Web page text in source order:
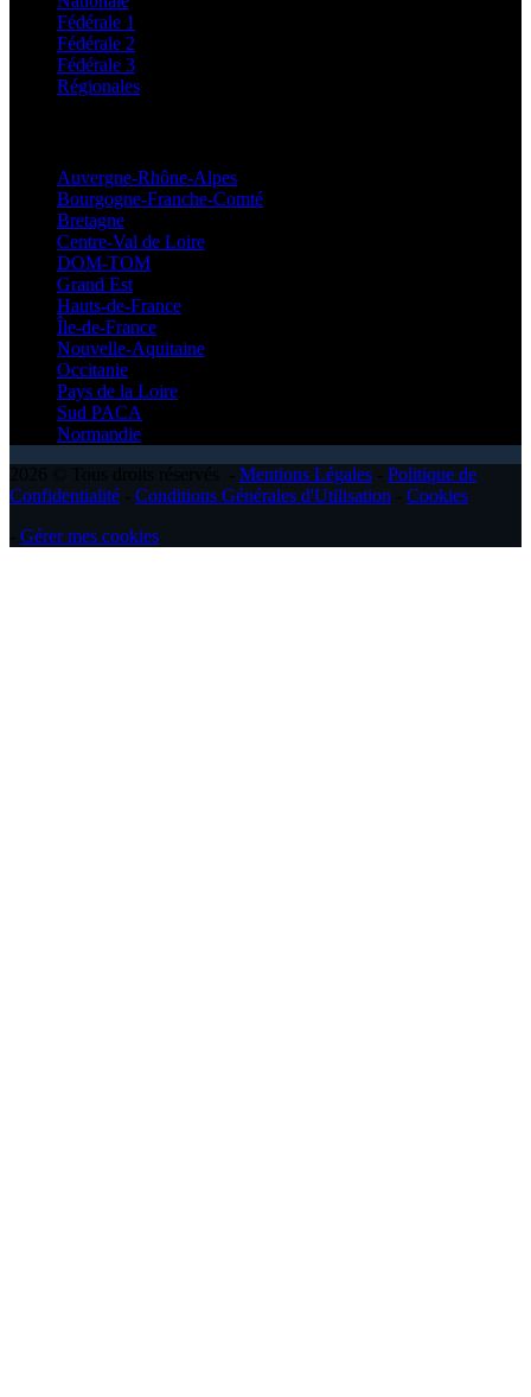
Fédérale 1
Fédérale 2
Fédérale 3
Régionales
Auvergne-Rhône-Alpes
Bourgogne-Franche-Comté
Bretagne
Centre-Val de Loire
DOM-TOM
Grand Est
Hauts-de-France
Île-de-France
Nouvelle-Aquitaine
Occitanie
Pays de la Loire
Sud PACA
Normandie
Mentions Légales
Politique de
Confidentialité
Conditions Générales d'Utilisation
Cookies
Gérer mes cookies